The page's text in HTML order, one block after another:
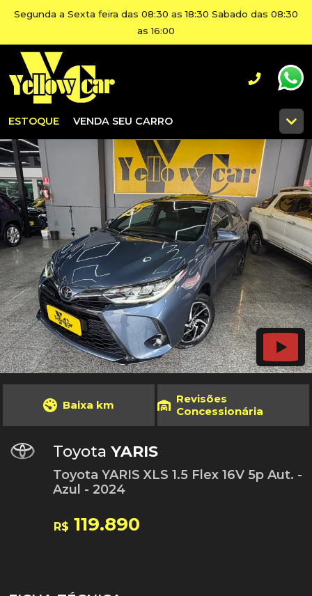
Segunda a Sexta feira das 08:30 as 18:30 Sabado das 08:30
as 16:00
ESTOQUE VENDA SEU CARRO
Baixa km
Revisões
Concessionária
Toyota YARIS
Toyota YARIS XLS 1.5 Flex 16V 5p Aut. -
Azul - 2024
R$ 119.890